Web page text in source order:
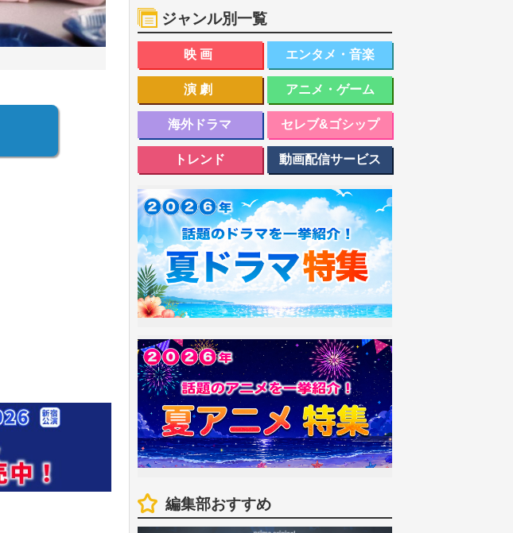
ジャンル別一覧
映画 エンタメ・音楽
演劇 アニメ・ゲーム
海外ドラマ セレブ&ゴシップ
トレンド 動画配信サービス
編集部おすすめ